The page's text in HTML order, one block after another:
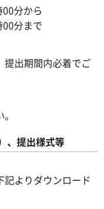
分から
分まで
提出期間内必着でご
、提出様式等
記よりダウンロード